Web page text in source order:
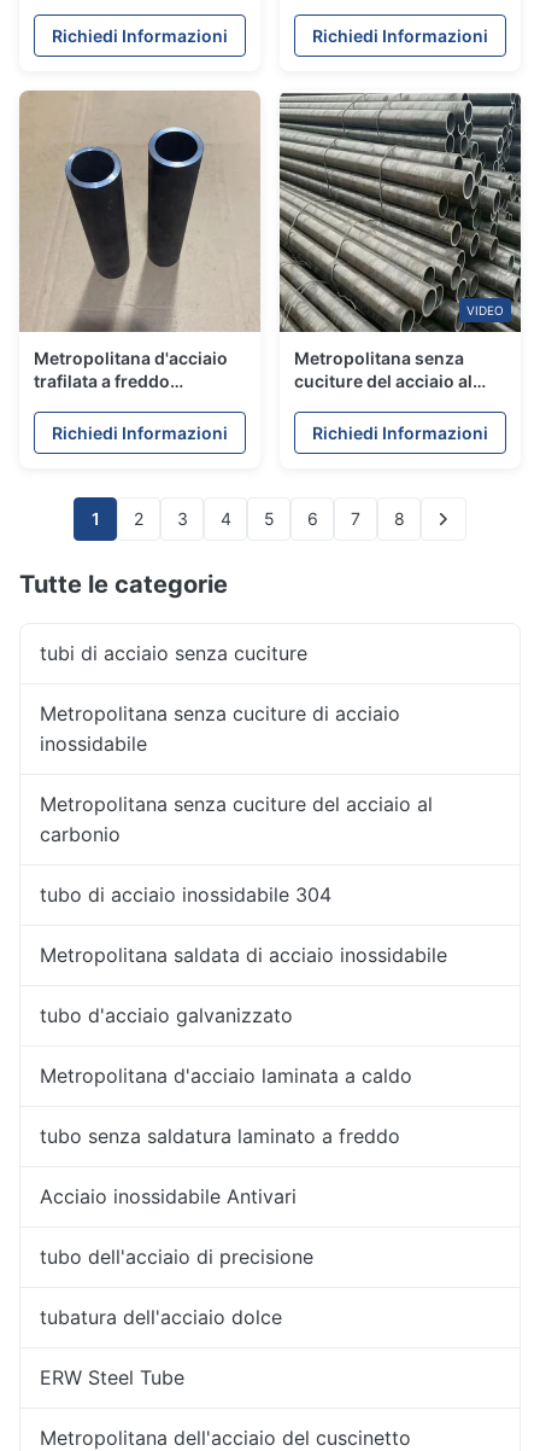
Richiedi Informazioni
carbonio d'acciaio
laminato a caldo ad alta
Richiedi Informazioni
Metropolitana d'acciaio
trafilata a freddo
A295 51100 SAE 51100
per la lunghezza 12m del
Richiedi Informazioni
VIDEO
Metropolitana senza
cuciture del acciaio al
cuciture, parete spessa
ASTM A315 Gr.B per
Richiedi Informazioni
1 2 3 4 5 6 7 8
Tutte le categorie
tubi di acciaio senza cuciture
Metropolitana senza cuciture di acciaio
inossidabile
Metropolitana senza cuciture del acciaio al
carbonio
tubo di acciaio inossidabile 304
Metropolitana saldata di acciaio inossidabile
tubo d'acciaio galvanizzato
Metropolitana d'acciaio laminata a caldo
tubo senza saldatura laminato a freddo
Acciaio inossidabile Antivari
tubo dell'acciaio di precisione
tubatura dell'acciaio dolce
ERW Steel Tube
Metropolitana dell'acciaio del cuscinetto